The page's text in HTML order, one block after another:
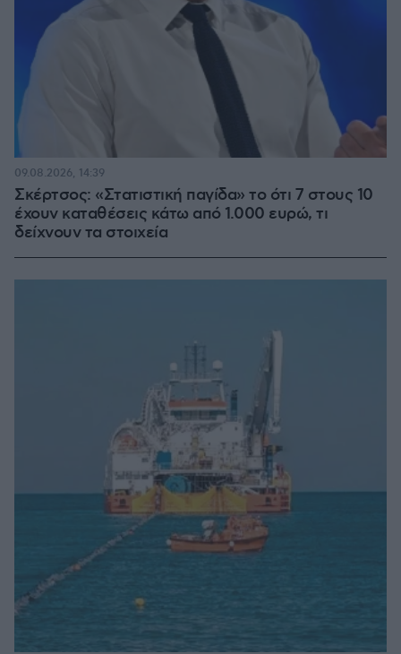
Σκέρτσος: «Στατιστική παγίδα» το ότι 7 στους 10
έχουν καταθέσεις κάτω από 1.000 ευρώ, τι
δείχνουν τα στοιχεία
09.08.2026, 14:39